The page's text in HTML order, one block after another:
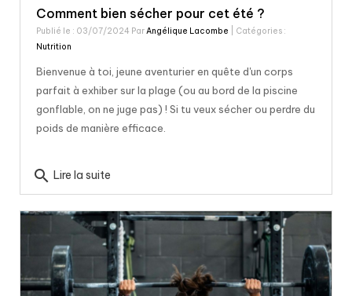
Comment bien sécher pour cet été ?
Publié le : 03/07/2024 ParAngélique Lacombe | Catégories :
Nutrition
Bienvenue à toi, jeune aventurier en quête d'un corps
parfait à exhiber sur la plage (ou au bord de la piscine
gonflable, on ne juge pas) ! Si tu veux sécher ou perdre du
poids de manière efficace.
search Lire la suite